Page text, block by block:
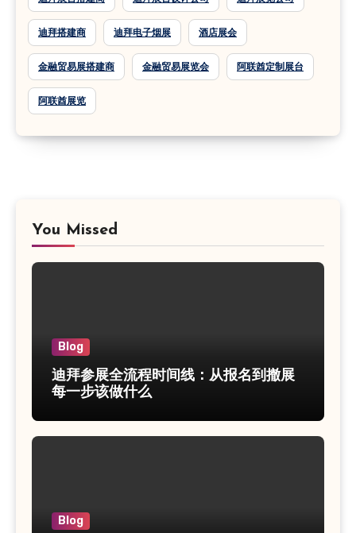
迪拜搭建商 迪拜电子烟展 酒店展会
金融贸易展搭建商 金融贸易展览会 阿联酋定制展台
阿联酋展览
You Missed
Blog
迪拜参展全流程时间线：从报名到撤展
每一步该做什么
Blog